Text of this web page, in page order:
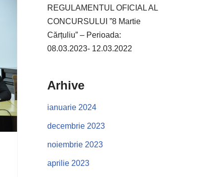
REGULAMENTUL OFICIAL AL
CONCURSULUI ”8 Martie
Cărțuliu” – Perioada:
08.03.2023- 12.03.2022
Arhive
ianuarie 2024
decembrie 2023
noiembrie 2023
aprilie 2023